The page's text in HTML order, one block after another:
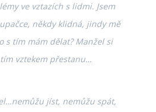
ve vztazích s lidmi. Jsem
někdy klidná, jindy mě
s tím mám dělat? Manžel si
vztekem přestanu…
jíst, nemůžu spát,